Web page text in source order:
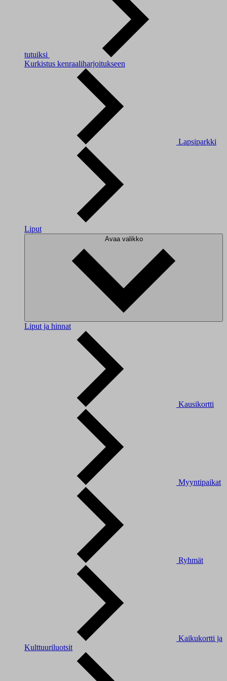
tutuiksi
Kurkistus kenraaliharjoitukseen
Lapsiparkki
Liput
Avaa valikko
Liput ja hinnat
Kausikortti
Myyntipaikat
Ryhmät
Kaikukortti ja
Kulttuuriluotsit